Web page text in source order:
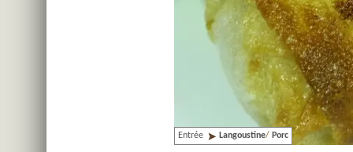
Entrée Langoustine/ Porc